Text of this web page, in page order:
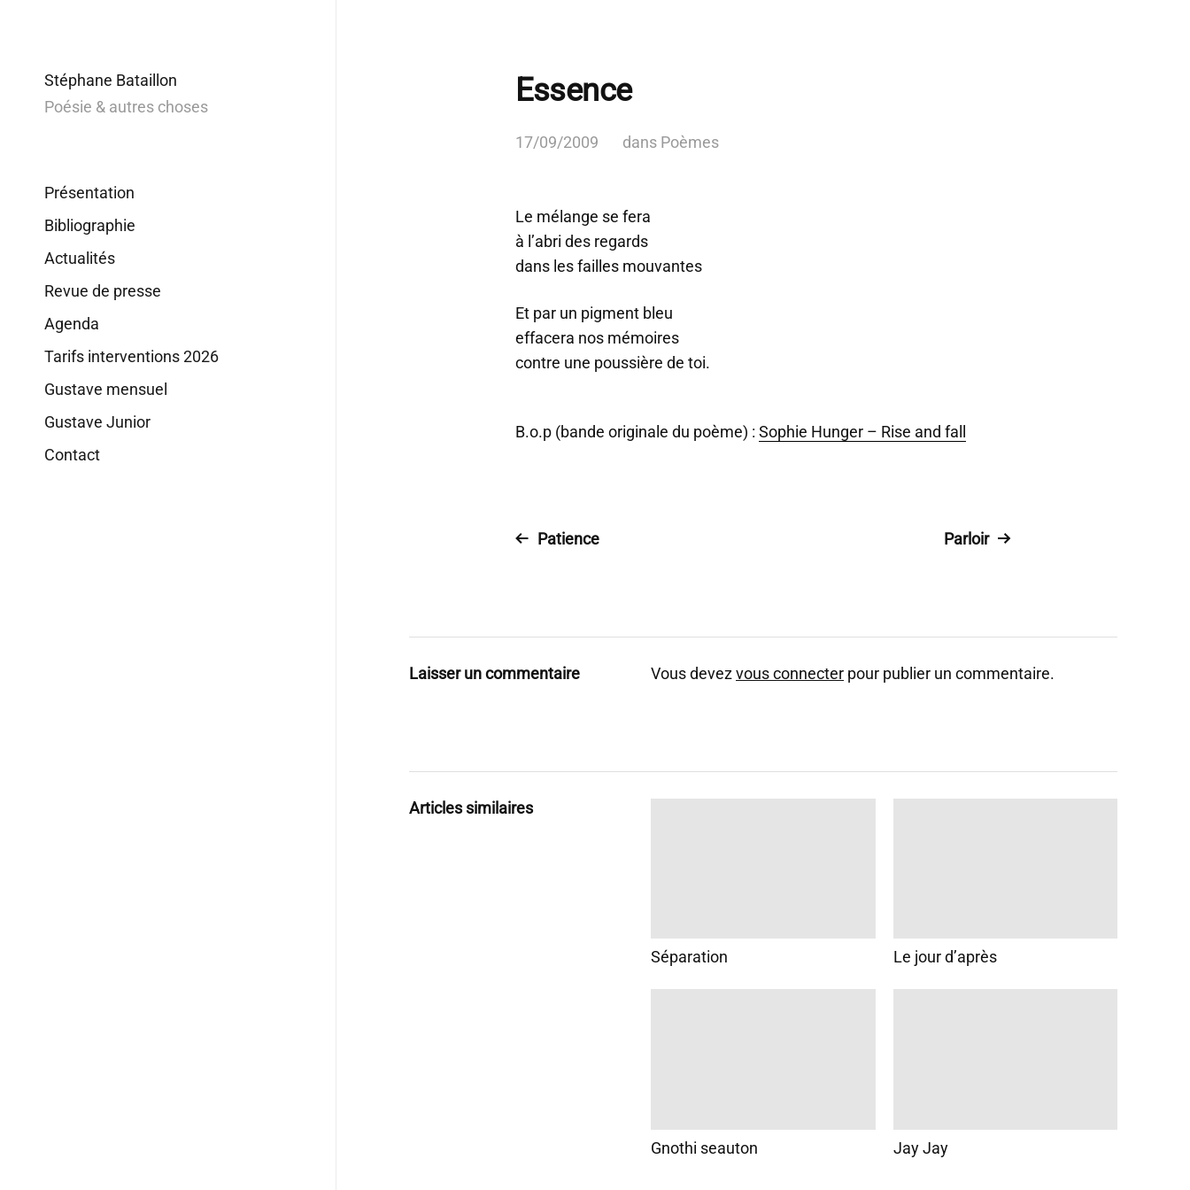
Stéphane Bataillon
Poésie & autres choses
Présentation
Bibliographie
Actualités
Revue de presse
Agenda
Tarifs interventions 2026
Gustave mensuel
Gustave Junior
Contact
Essence
17/09/2009 dans Poèmes
Le mélange se fera
à l’abri des regards
dans les failles mouvantes
Et par un pigment bleu
effacera nos mémoires
contre une poussière de toi.
B.o.p (bande originale du poème) : Sophie Hunger – Rise and fall
Patience Parloir
Laisser un commentaire Vous devezvous connecter pour publier un commentaire.
Articles similaires
Séparation Le jour d’après
Gnothi seauton Jay Jay